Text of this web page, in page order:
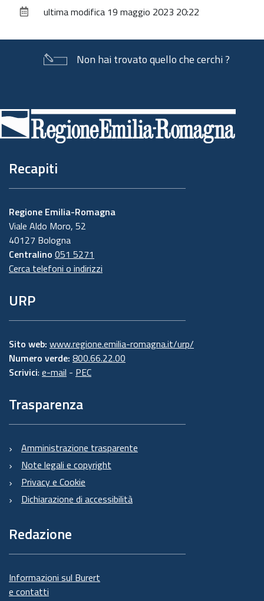
documentoultima modifica 19 maggio 2023 20:22
Non hai trovato quello che cerchi ?
di
pagina
Recapiti
Regione Emilia-Romagna
Viale Aldo Moro, 52
40127 Bologna
Centralino 051 5271
Cerca telefoni o indirizzi
URP
Sito web: www.regione.emilia-romagna.it/urp/
Numero verde: 800.66.22.00
Scrivici: e-mail - PEC
Trasparenza
Amministrazione trasparente
Note legali e copyright
Privacy e Cookie
Dichiarazione di accessibilità
Redazione
Informazioni sul Burert
e contatti